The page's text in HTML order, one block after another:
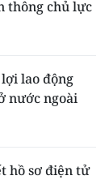
thông chủ lực
lao động
nước ngoài
hồ sơ điện tử